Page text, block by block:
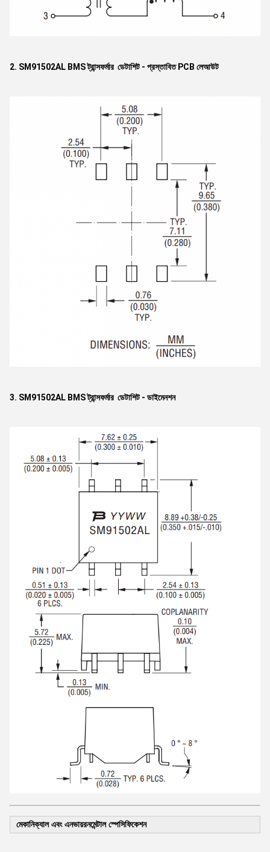
2. SM91502AL BMS ট্রান্সফর্মার ডেটাশিট - প্রস্তাবিত PCB লেআউট
3. SM91502AL BMS ট্রান্সফর্মার ডেটাশিট - ডাইমেনশন
মেকানিক্যাল এবং এনভায়রনমেন্টাল স্পেসিফিকেশন